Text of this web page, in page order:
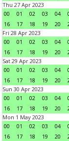
Thu 27 Apr 2023
00
01 02 03 04
16
17 18 19 20
Fri 28 Apr 2023
00
01 02 03 04
16
17 18 19 20
Sat 29 Apr 2023
00
01 02 03 04
16
17 18 19 20
Sun 30 Apr 2023
00
01 02 03 04
16
17 18 19 20
Mon 1 May 2023
00
01 02 03 04
16
17 18 19 20